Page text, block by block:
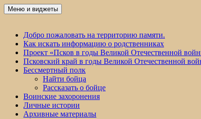
Перейти
к
Победа 60
Меню и виджеты
Добро пожаловать на территорию памяти.
Как искать информацию о родственниках
Проект «Псков в годы Великой Отечественной
Псковский край в годы Великой Отечественной
Бессмертный полк
Найти бойца
Рассказать о бойце
Воинские захоронения
Личные истории
Архивные материалы